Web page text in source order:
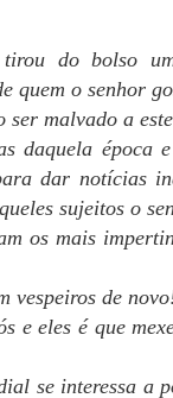
do bolso
quem o senhor
ser malvado a
daquela época
dar notícias
sujeitos o
os mais
vespeiros de
e eles é que
se interessa a
vamos logo ao
2.
aviso de que eu havia
que, ali em cima,
justificativa parcial.
12
tem 44 capítulos e já
do caminho está
meu novo quadro viral
mas me entortou),